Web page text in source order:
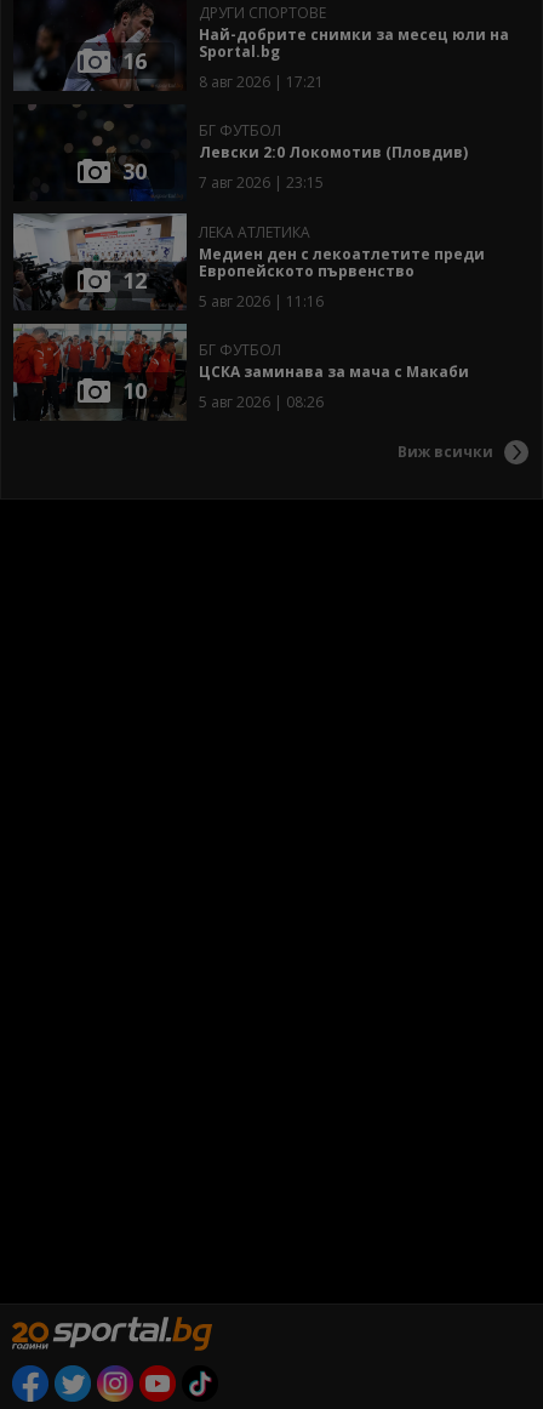
16
ДРУГИ СПОРТОВЕ
Най-добрите снимки за месец юли на
Sportal.bg
8 авг 2026 | 17:21
30
БГ ФУТБОЛ
Левски 2:0 Локомотив (Пловдив)
7 авг 2026 | 23:15
12
ЛЕКА АТЛЕТИКА
Медиен ден с лекоатлетите преди
Европейското първенство
5 авг 2026 | 11:16
10
БГ ФУТБОЛ
ЦСКА заминава за мача с Макаби
5 авг 2026 | 08:26
Виж всички